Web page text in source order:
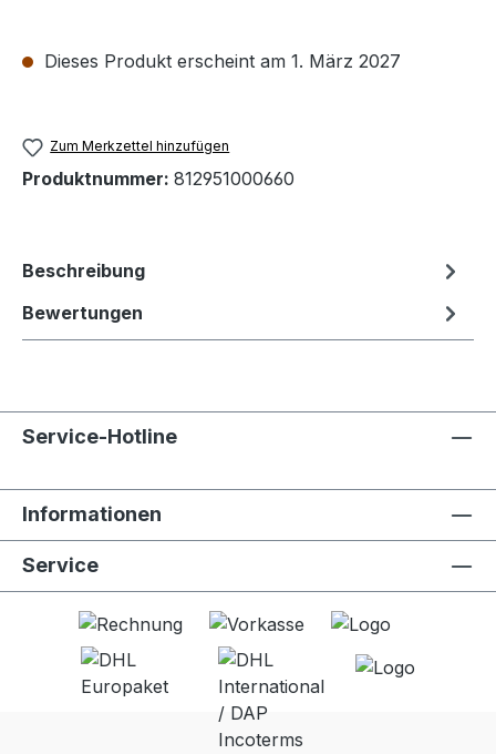
Dieses Produkt erscheint am 1. März 2027
Zum Merkzettel hinzufügen
Produktnummer: 812951000660
Beschreibung
Bewertungen
Service-Hotline
Informationen
Service